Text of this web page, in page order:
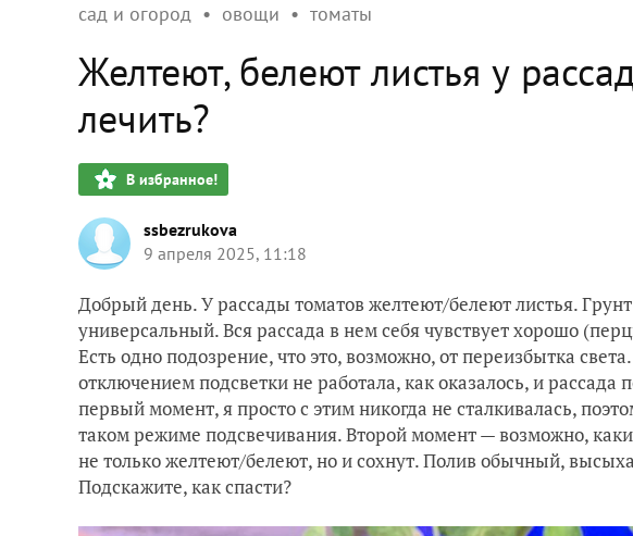
сад и огород овощи томаты
Желтеют, белеют листья у
лечить?
В избранное!
ssbezrukova
9 апреля 2025, 11:18
Добрый день. У рассады томатов желтеют/белеют листья.
универсальный. Вся рассада в нем себя чувствует хорошо
Есть одно подозрение, что это, возможно, от переизбытка
отключением подсветки не работала, как оказалось, и рассада
первый момент, я просто с этим никогда не сталкивалась,
таком режиме подсвечивания. Второй момент — возможно,
не только желтеют/белеют, но и сохнут. Полив обычный,
Подскажите, как спасти?